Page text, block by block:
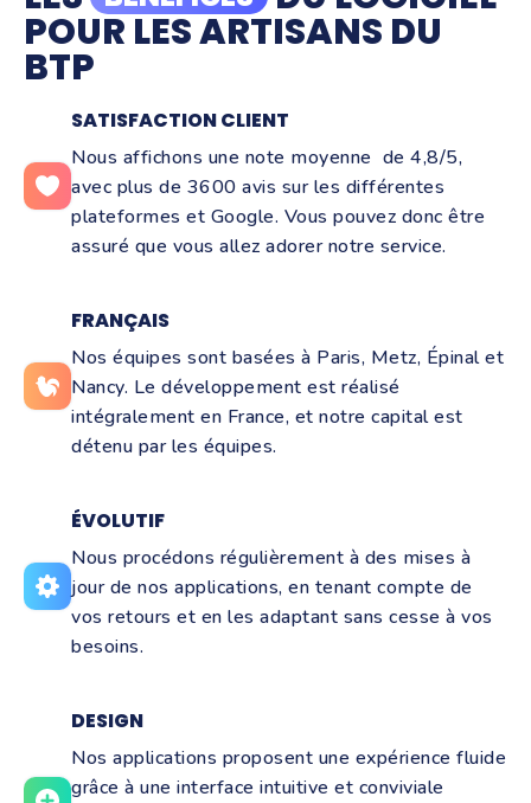
POUR LES ARTISANS DU
BTP
SATISFACTION CLIENT
Nous affichons une note moyenne de 4,8/5,
avec plus de 3600 avis sur les différentes
plateformes et Google. Vous pouvez donc être
assuré que vous allez adorer notre service.
FRANÇAIS
Nos équipes sont basées à Paris, Metz, Épinal et
Nancy. Le développement est réalisé
intégralement en France, et notre capital est
détenu par les équipes.
ÉVOLUTIF
Nous procédons régulièrement à des mises à
jour de nos applications, en tenant compte de
vos retours et en les adaptant sans cesse à vos
besoins.
DESIGN
Nos applications proposent une expérience fluide
grâce à une interface intuitive et conviviale